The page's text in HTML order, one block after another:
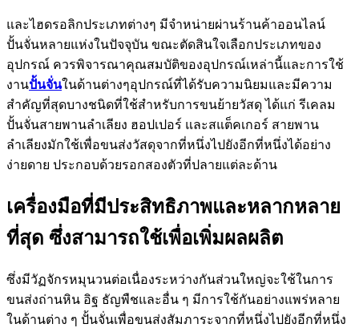
และไฮดรอลิกประเภทต่างๆ มีจำหน่ายผ่านร้านค้าออนไลน์
ปั้นจั่นหลายแห่งในปัจจุบัน ขณะตัดสินใจเลือกประเภทของ
อุปกรณ์ ควรพิจารณาคุณสมบัติของอุปกรณ์เหล่านี้และการใช้
งานปั้นจั่นในด้านต่างๆอุปกรณ์ที่ได้รับความนิยมและมีความ
สำคัญที่สุดบางชนิดที่ใช้สำหรับการขนย้ายวัสดุ ได้แก่ รีเคลม
ปั้นจั่นสายพานลำเลียง ฮอปเปอร์ และสแต็คเกอร์ สายพาน
ลำเลียงมักใช้เพื่อขนส่งวัสดุจากที่หนึ่งไปยังอีกที่หนึ่งได้อย่าง
ง่ายดาย ประกอบด้วยรอกสองตัวที่ปลายแต่ละด้าน
เครื่องมือที่มีประสิทธิภาพและหลากหลาย
ที่สุด ซึ่งสามารถใช้เพื่อเพิ่มผลผลิต
ซึ่งมีวัฏจักรหมุนวนต่อเนื่องระหว่างกันส่วนใหญ่จะใช้ในการ
ขนส่งถ่านหิน อิฐ ธัญพืชและอื่น ๆ มีการใช้กันอย่างแพร่หลาย
ในด้านต่าง ๆ ปั้นจั่นเพื่อขนส่งสัมภาระจากที่หนึ่งไปยังอีกที่หนึ่ง